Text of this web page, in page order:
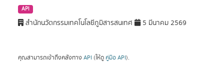
API
สำนักนวัตกรรมเทคโนโลยีภูมิสารสนเทศ 5 มีนาคม 2569
คุณสามารถเข้าถึงคลังทาง API (ให้ดู คู่มือ API).